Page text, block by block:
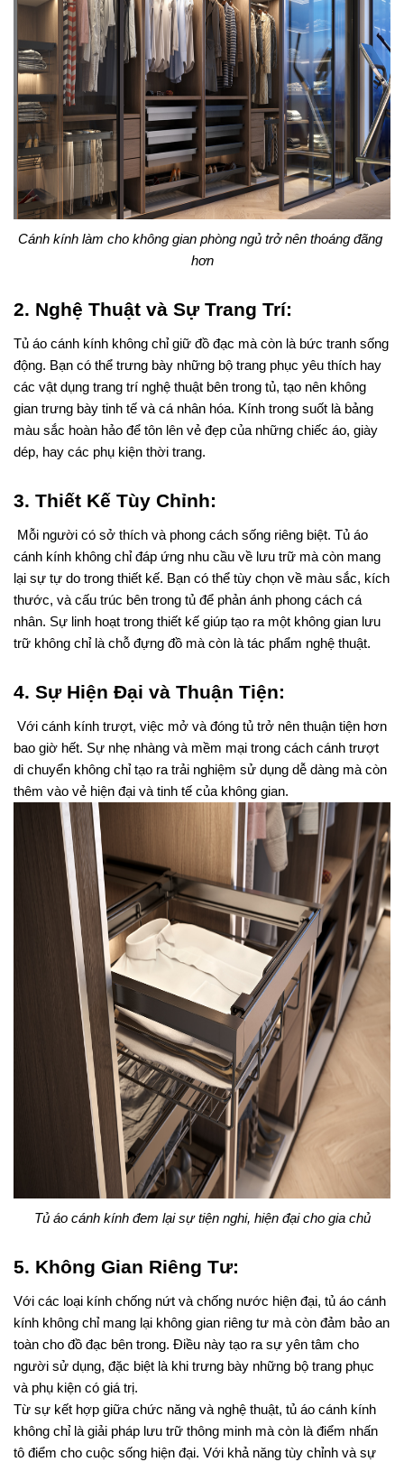
Cánh kính làm cho không gian phòng ngủ trở nên thoáng đãng
hơn
2. Nghệ Thuật và Sự Trang Trí:
Tủ áo cánh kính không chỉ giữ đồ đạc mà còn là bức tranh sống
động. Bạn có thể trưng bày những bộ trang phục yêu thích hay
các vật dụng trang trí nghệ thuật bên trong tủ, tạo nên không
gian trưng bày tinh tế và cá nhân hóa. Kính trong suốt là bảng
màu sắc hoàn hảo để tôn lên vẻ đẹp của những chiếc áo, giày
dép, hay các phụ kiện thời trang.
3. Thiết Kế Tùy Chỉnh:
Mỗi người có sở thích và phong cách sống riêng biệt. Tủ áo
cánh kính không chỉ đáp ứng nhu cầu về lưu trữ mà còn mang
lại sự tự do trong thiết kế. Bạn có thể tùy chọn về màu sắc, kích
thước, và cấu trúc bên trong tủ để phản ánh phong cách cá
nhân. Sự linh hoạt trong thiết kế giúp tạo ra một không gian lưu
trữ không chỉ là chỗ đựng đồ mà còn là tác phẩm nghệ thuật.
4. Sự Hiện Đại và Thuận Tiện:
Với cánh kính trượt, việc mở và đóng tủ trở nên thuận tiện hơn
bao giờ hết. Sự nhẹ nhàng và mềm mại trong cách cánh trượt
di chuyển không chỉ tạo ra trải nghiệm sử dụng dễ dàng mà còn
thêm vào vẻ hiện đại và tinh tế của không gian.
Tủ áo cánh kính đem lại sự tiện nghi, hiện đại cho gia chủ
5. Không Gian Riêng Tư:
Với các loại kính chống nứt và chống nước hiện đại, tủ áo cánh
kính không chỉ mang lại không gian riêng tư mà còn đảm bảo an
toàn cho đồ đạc bên trong. Điều này tạo ra sự yên tâm cho
người sử dụng, đặc biệt là khi trưng bày những bộ trang phục
và phụ kiện có giá trị.
Từ sự kết hợp giữa chức năng và nghệ thuật, tủ áo cánh kính
không chỉ là giải pháp lưu trữ thông minh mà còn là điểm nhấn
tô điểm cho cuộc sống hiện đại. Với khả năng tùy chỉnh và sự